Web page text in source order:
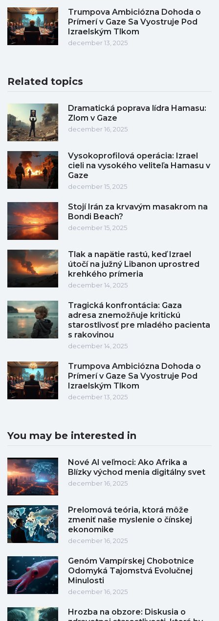
Trumpova Ambiciózna Dohoda o
Prímerí v Gaze Sa Vyostruje Pod
Izraelským Tlkom
december 13, 2025
Related topics
Dramatická poprava lídra Hamasu:
Zlom v Gaze
december 16, 2025
Vysokoprofilová operácia: Izrael
cieli na vysokého veliteľa Hamasu v
Gaze
december 15, 2025
Stojí Irán za krvavým masakrom na
Bondi Beach?
december 15, 2025
Tlak a napätie rastú, keď Izrael
útočí na južný Libanon uprostred
krehkého prímeria
december 14, 2025
Tragická konfrontácia: Gaza
adresa znemožňuje kritickú
starostlivosť pre mladého pacienta
s rakovinou
december 14, 2025
Trumpova Ambiciózna Dohoda o
Prímerí v Gaze Sa Vyostruje Pod
Izraelským Tlkom
december 13, 2025
You may be interested in
Nové AI veľmoci: Ako Afrika a
Blízky východ menia digitálny svet
december 16, 2025
Prelomová teória, ktorá môže
zmeniť naše myslenie o čínskej
ekonomike
december 16, 2025
Genóm Vampírskej Chobotnice
Odomyká Tajomstvá Evolučnej
Minulosti
december 16, 2025
Hrozba na obzore: Diskusia o